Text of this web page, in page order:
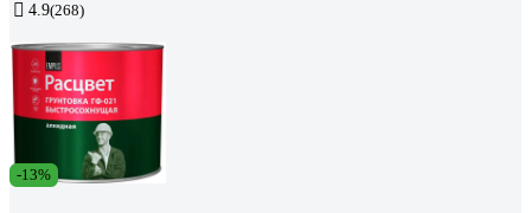
4.9(268)
-13%